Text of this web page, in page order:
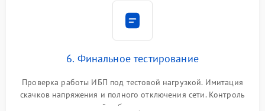
6. Финальное тестирование
Проверка работы ИБП под тестовой нагрузкой. Имитация
скачков напряжения и полного отключения сети. Контроль
времени автономной работы, температурного режима и